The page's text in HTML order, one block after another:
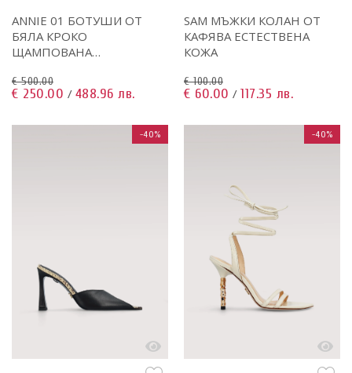
ANNIE 01 БОТУШИ ОТ
БЯЛА КРОКО
ЩАМПОВАНА
€ 500.00
€ 250.00 / 488.96 лв.
SAM МЪЖКИ КОЛАН ОТ
КАФЯВА ЕСТЕСТВЕНА
КОЖА
€ 100.00
€ 60.00 / 117.35 лв.
-40% -40%